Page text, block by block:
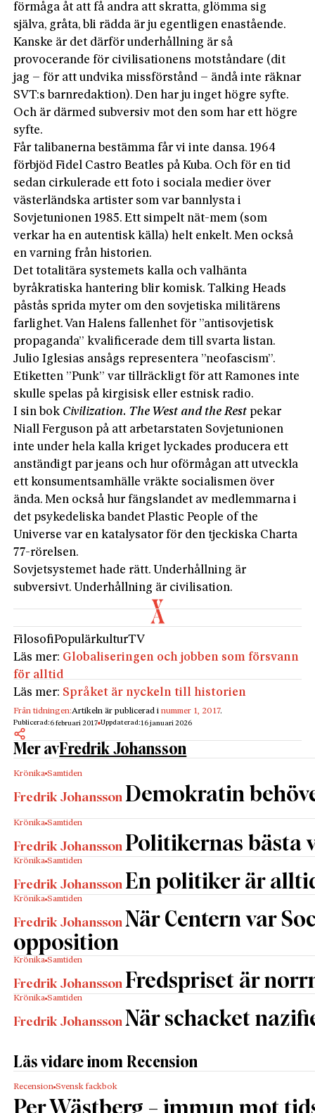
förmåga åt att få andra att skratta, glömma sig
själva, gråta, bli rädda är ju egentligen enastående.
Kanske är det därför underhållning är så
provocerande för civilisationens motståndare (dit
jag – för att undvika missförstånd – ändå inte räknar
SVT:s barnredaktion). Den har ju inget högre syfte.
Och är därmed subversiv mot den som har ett högre
syfte.
Får talibanerna bestämma får vi inte dansa. 1964
förbjöd Fidel Castro Beatles på Kuba. Och för en tid
sedan cirkulerade ett foto i sociala medier över
västerländska artister som var bannlysta i
Sovjetunionen 1985. Ett simpelt nät-mem (som
verkar ha en autentisk källa) helt enkelt. Men också
en varning från historien.
Det totalitära systemets kalla och valhänta
byråkratiska hantering blir komisk. Talking Heads
påstås sprida myter om den sovjetiska militärens
farlighet. Van Halens fallenhet för ”antisovjetisk
propaganda” kvalificerade dem till svarta listan.
Julio Iglesias ansågs representera ”neofascism”.
Etiketten ”Punk” var tillräckligt för att Ramones inte
skulle spelas på kirgisisk eller estnisk radio.
I sin bok Civilization. The West and the Rest pekar
Niall Ferguson på att arbetarstaten Sovjetunionen
inte under hela kalla kriget lyckades producera ett
anständigt par jeans och hur oförmågan att utveckla
ett konsumentsamhälle vräkte socialismen över
ända. Men också hur fängslandet av medlemmarna i
det psykedeliska bandet Plastic People of the
Universe var en katalysator för den tjeckiska Charta
77-rörelsen.
Sovjetsystemet hade rätt. Underhållning är
subversivt. Underhållning är civilisation.
FilosofiPopulärkulturTV
Läs mer: Globaliseringen och jobben som försvann
för alltid
Läs mer: Språket är nyckeln till historien
Från tidningen:Artikeln är publicerad inummer 1, 2017.
Publicerad:6 februari 2017 Uppdaterad:16 januari 2026
Mer avFredrik Johansson
Krönika Samtiden
Fredrik Johansson Demokratin
Krönika Samtiden
Fredrik Johansson Politikernas bästa
Krönika Samtiden
Fredrik Johansson En politiker är
Krönika Samtiden
Fredrik Johansson När Centern var
opposition
Krönika Samtiden
Fredrik Johansson Fredspriset är
Krönika Samtiden
Fredrik Johansson När schacket
Läs vidare inom Recension
Recension Svensk fackbok